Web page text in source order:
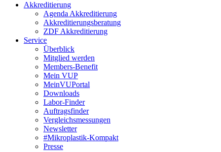
Akkreditierung
Agenda Akkreditierung
Akkreditierungsberatung
ZDF Akkreditierung
Service
Überblick
Mitglied werden
Members-Benefit
Mein VUP
MeinVUPortal
Downloads
Labor-Finder
Auftragsfinder
Vergleichsmessungen
Newsletter
#Mikroplastik-Kompakt
Presse